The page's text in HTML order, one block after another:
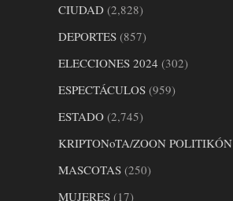
CIUDAD (2,828)
DEPORTES (857)
ELECCIONES 2024 (302)
ESPECTÁCULOS (959)
ESTADO (2,745)
KRIPTONoTA/ZOON POLITIKÓN
MASCOTAS (250)
MUJERES (17)